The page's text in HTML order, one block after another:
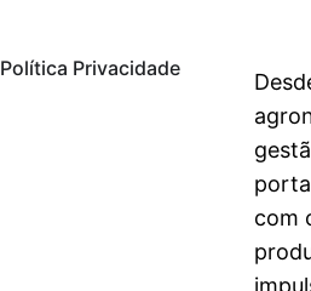
Política Privacidade
com